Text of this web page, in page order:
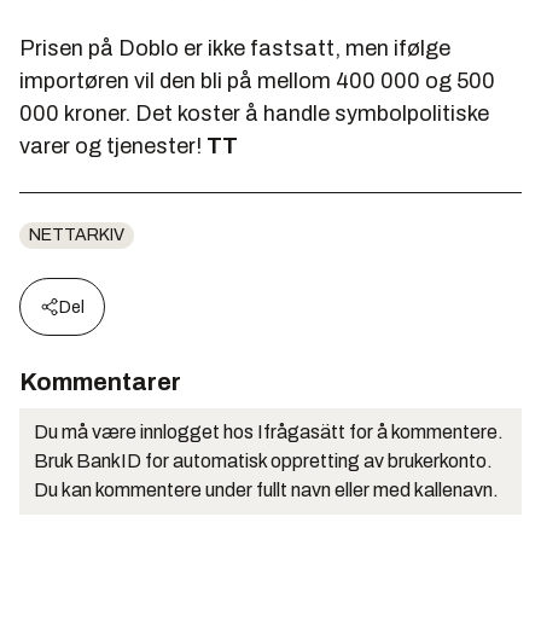
Prisen på Doblo er ikke fastsatt, men ifølge
importøren vil den bli på mellom 400 000 og 500
000 kroner. Det koster å handle symbolpolitiske
varer og tjenester! TT
NETTARKIV
Del
Kommentarer
Du må være innlogget hos Ifrågasätt for å kommentere.
Bruk BankID for automatisk oppretting av brukerkonto.
Du kan kommentere under fullt navn eller med kallenavn.